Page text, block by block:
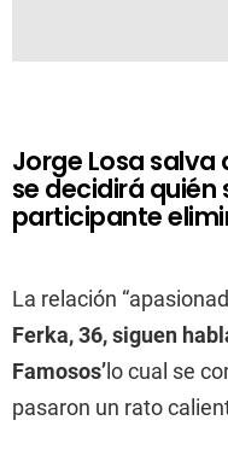
Jorge Losa salva
se decidirá quién
participante
La relación
Ferka, 36, siguen
Famosos’lo cual se
pasaron un rato